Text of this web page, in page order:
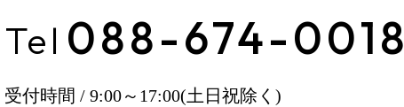
Tel 088-674-0018
受付時間 / 9:00～17:00(土日祝除く)